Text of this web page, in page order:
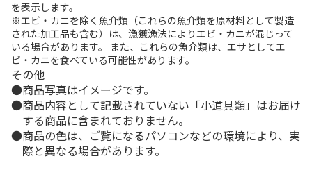
を表示します。
※エビ・カニを除く魚介類（これらの魚介類を原材料として製造
された加工品も含む）は、漁獲漁法によりエビ・カニが混じって
いる場合があります。 また、これらの魚介類は、エサとしてエ
ビ・カニを食べている可能性があります。
その他
商品写真はイメージです。
商品内容として記載されていない「小道具類」はお届け
する商品に含まれておりません。
商品の色は、ご覧になるパソコンなどの環境により、実
際と異なる場合があります。